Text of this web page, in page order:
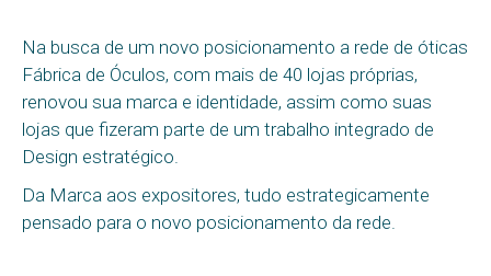
Na busca de um novo posicionamento a rede de óticas
Fábrica de Óculos, com mais de 40 lojas próprias,
renovou sua marca e identidade, assim como suas
lojas que fizeram parte de um trabalho integrado de
Design estratégico.
Da Marca aos expositores, tudo estrategicamente
pensado para o novo posicionamento da rede.